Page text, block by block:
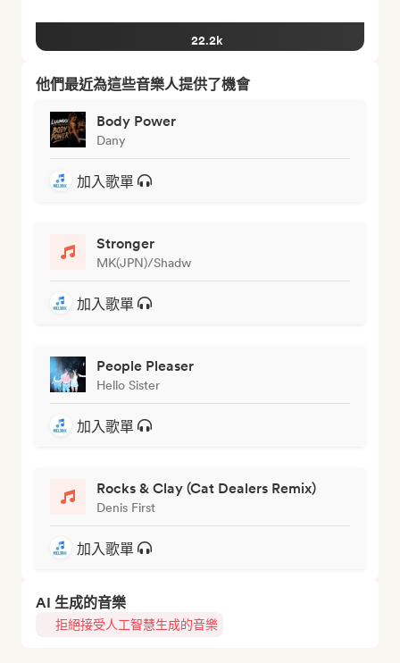
22.2k
他們最近為這些音樂人提供了機會
Body Power
Dany
加入歌單
Stronger
MK(JPN)/Shadw
加入歌單
People Pleaser
Hello Sister
加入歌單
Rocks & Clay (Cat Dealers Remix)
Denis First
加入歌單
AI 生成的音樂
拒絕接受人工智慧生成的音樂